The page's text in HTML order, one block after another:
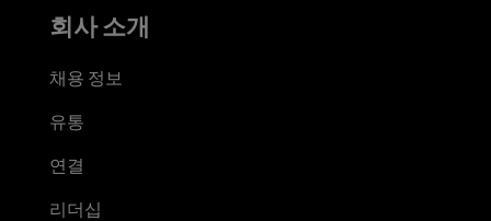
회사 소개
채용 정보
유통
연결
리더십